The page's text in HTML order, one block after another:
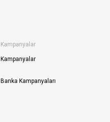
Kampanyalar
Kampanyalar
Banka Kampanyaları